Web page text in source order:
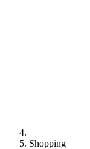
Shopping